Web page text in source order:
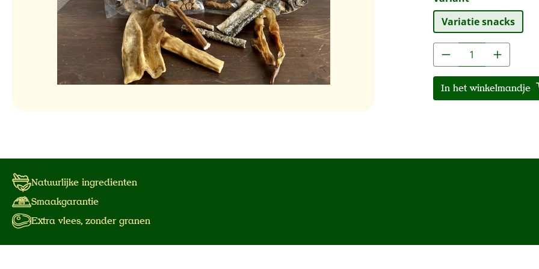
Variatie snacks
In het winkelmandje
Natuurlijke ingredienten
Smaakgarantie
Extra vlees, zonder granen